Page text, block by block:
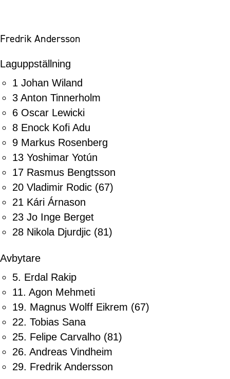
Fredrik Andersson
Laguppställning
1 Johan Wiland
3 Anton Tinnerholm
6 Oscar Lewicki
8 Enock Kofi Adu
9 Markus Rosenberg
13 Yoshimar Yotún
17 Rasmus Bengtsson
20 Vladimir Rodic (67)
21 Kári Árnason
23 Jo Inge Berget
28 Nikola Djurdjic (81)
Avbytare
5. Erdal Rakip
11. Agon Mehmeti
19. Magnus Wolff Eikrem (67)
22. Tobias Sana
25. Felipe Carvalho (81)
26. Andreas Vindheim
29. Fredrik Andersson